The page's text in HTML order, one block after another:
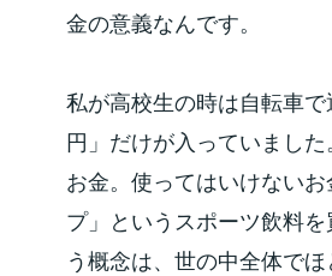
金の意義なんです。
私が高校生の時は自転車
円」だけが入っていまし
お金。使ってはいけない
プ」というスポーツ飲料
う概念は、世の中全体で